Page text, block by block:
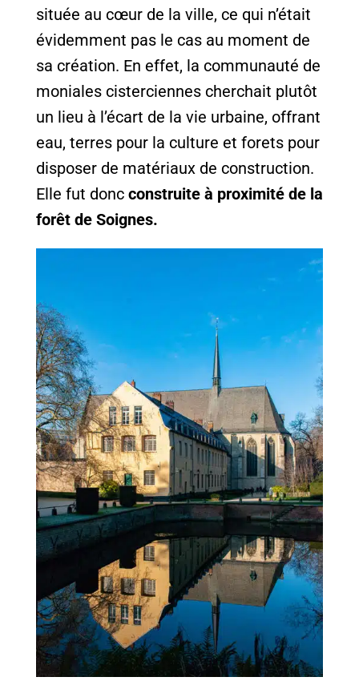
située au cœur de la ville, ce qui n’était
évidemment pas le cas au moment de
sa création. En effet, la communauté de
moniales cisterciennes cherchait plutôt
un lieu à l’écart de la vie urbaine, offrant
eau, terres pour la culture et forets pour
disposer de matériaux de construction.
Elle fut donc construite à proximité de la
forêt de Soignes.